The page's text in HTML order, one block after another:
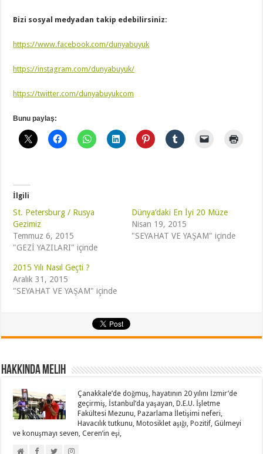
Bizi sosyal medyadan takip edebilirsiniz:
https://www.facebook.com/dunyabuyuk
https://instagram.com/dunyabuyuk/
https://twitter.com/dunyabuyukcom
Bunu paylaş:
İlgili
St. Petersburg / Rusya
Gezimiz
Temmuz 6, 2015
"GEZİ YAZILARI" içinde
Dünya’daki En İyi 20 Müze
Nisan 19, 2015
"SEYAHAT VE YAŞAM" içinde
2015 Yılı Nasıl Geçti ?
Aralık 31, 2015
"SEYAHAT VE YAŞAM" içinde
Hakkında Melih
Çanakkale’de doğmuş, hayatının 20 yılını İzmir’de
geçirmiş, İstanbul’da yaşayan, D.E.U. İşletme
Fakültesi Mezunu, Pazarlama İletişimi neferi,
Havacılık tutkunu, Motosiklet aşığı, Pozitif, Gülmeyi
ve konuşmayı seven, Ceren’in eşi,